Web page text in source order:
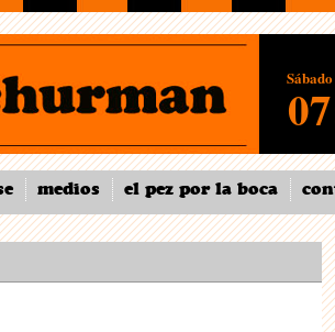
medios el pez por la boca